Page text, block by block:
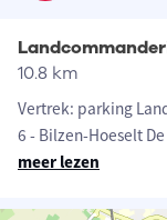
10.8 km
Vertrek: parking
6 - Bilzen-Hoeselt
meer lezen